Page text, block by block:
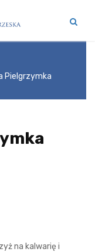
Pielgrzymka
na kalwarię i